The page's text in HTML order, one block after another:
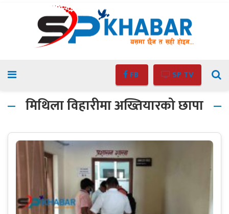
FB SP TV
मिथिला विहारीमा अख्तियारको छापा